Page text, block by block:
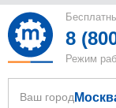
8
Режим
Ваш город